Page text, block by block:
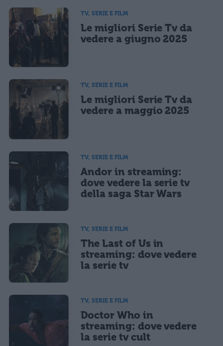
salvi i tuoi dati (nome, email) per il prossimo commento.
Ho letto e acconsento l'informativasulla privacy
CONFERMA E PUBBLICA
TV, SERIE E FILM
Le migliori Serie Tv da
vedere a giugno 2025
TV, SERIE E FILM
Le migliori Serie Tv da
vedere a maggio 2025
TV, SERIE E FILM
Andor in streaming:
dove vedere la serie tv
della saga Star Wars
TV, SERIE E FILM
The Last of Us in
streaming: dove vedere
la serie tv
TV, SERIE E FILM
Doctor Who in
streaming: dove vedere
la serie tv cult